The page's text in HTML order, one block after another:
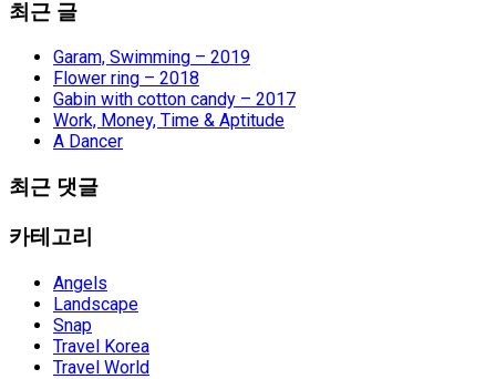
최근 글
Garam, Swimming – 2019
Flower ring – 2018
Gabin with cotton candy – 2017
Work, Money, Time & Aptitude
A Dancer
최근 댓글
카테고리
Angels
Landscape
Snap
Travel Korea
Travel World